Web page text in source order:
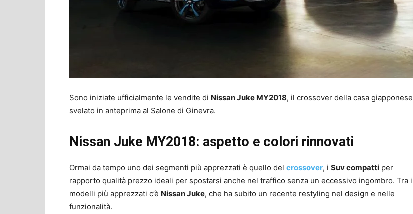
Sono iniziate ufficialmente le vendite di Nissan Juke MY2018, il crossover della casa giapponese
svelato in anteprima al Salone di Ginevra.
Nissan Juke MY2018: aspetto e colori rinnovati
Ormai da tempo uno dei segmenti più apprezzati è quello del crossover, i Suv compatti per
rapporto qualità prezzo ideali per spostarsi anche nel traffico senza un eccessivo ingombro. Tra i
modelli più apprezzati c’è Nissan Juke, che ha subito un recente restyling nel design e nelle
funzionalità.